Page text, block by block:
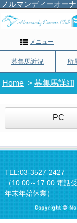
ノルマンディーオー
メニュー
募集馬近況 所
Home > 募集馬詳細
PC
TEL:03-3527-2427
（10:00～17:00 電話
年末年始休業）